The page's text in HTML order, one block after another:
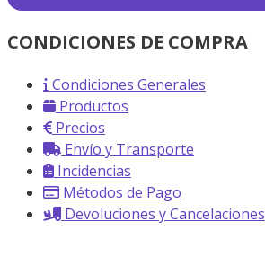
CONDICIONES DE COMPRA
Condiciones Generales
Productos
Precios
Envío y Transporte
Incidencias
Métodos de Pago
Devoluciones y Cancelaciones